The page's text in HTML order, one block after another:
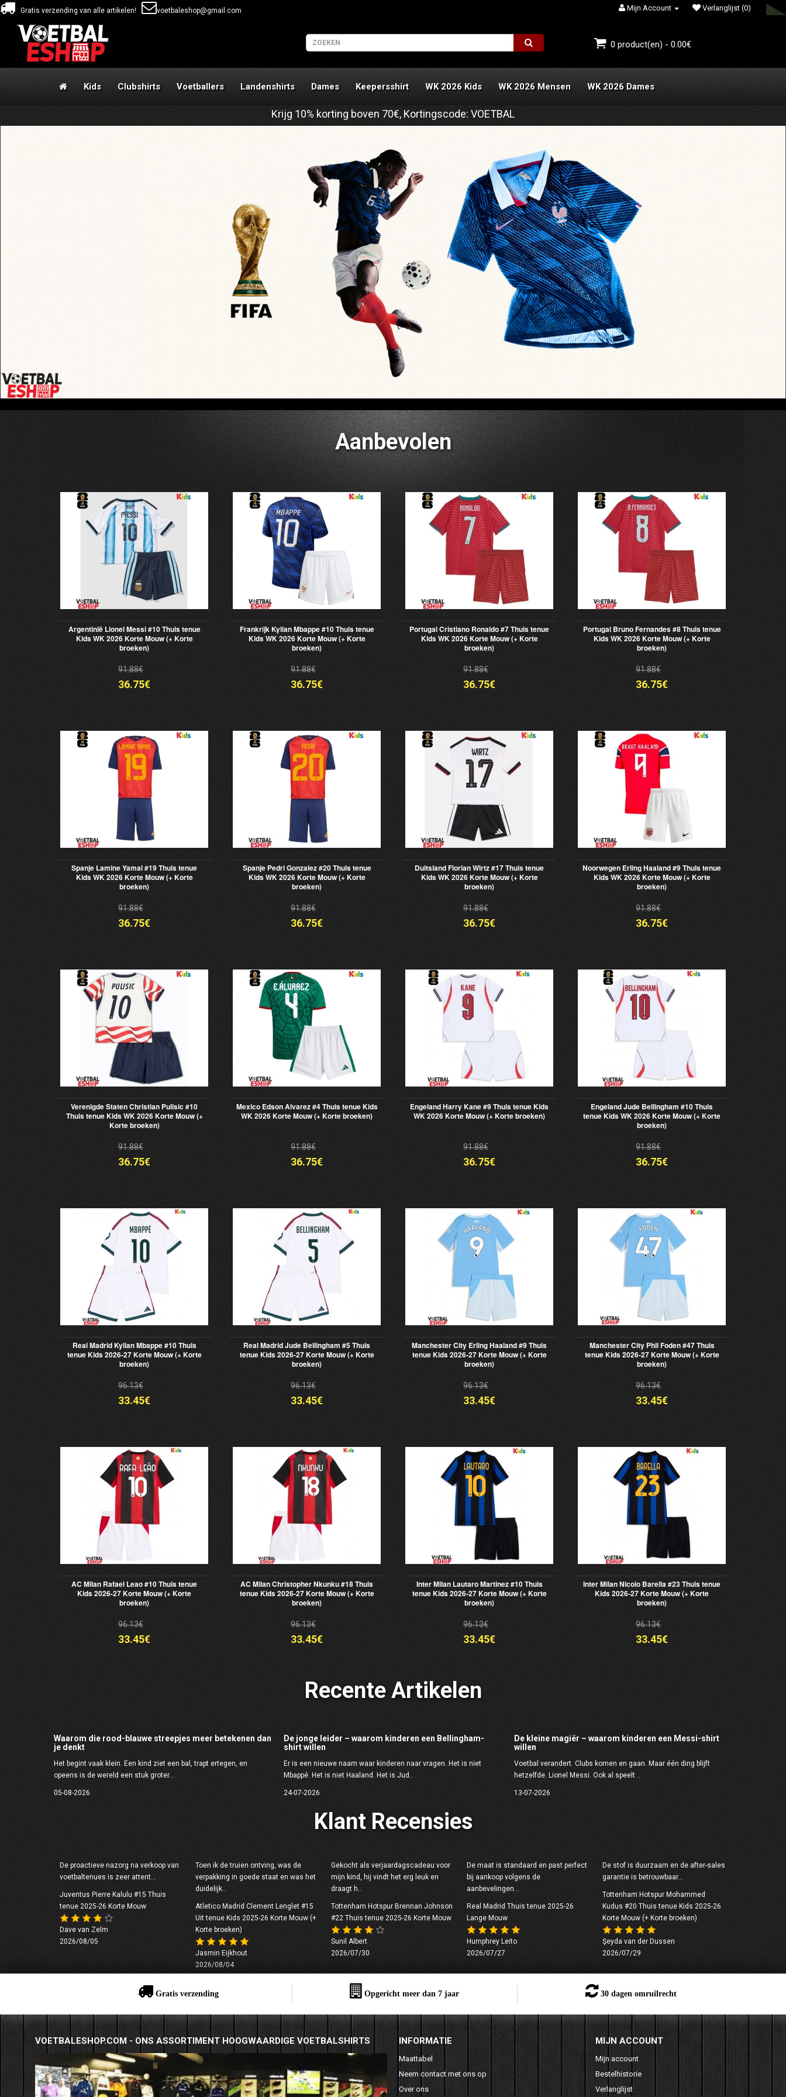
Gratis verzending van alle artikelen! voetbaleshop@gmail.com Mijn Account Verlanglijst (0)
0 product(en) - 0.00€
Kids Clubshirts Voetballers Landenshirts Dames Keepersshirt WK 2026 Kids WK 2026 Mensen WK 2026 Dames
Krijg 10% korting boven 70€, Kortingscode: VOETBAL
Aanbevolen
Argentinië Lionel Messi #10 Thuis tenue
Kids WK 2026 Korte Mouw (+ Korte
broeken)
91.88€
36.75€
Frankrijk Kylian Mbappe #10 Thuis tenue
Kids WK 2026 Korte Mouw (+ Korte
broeken)
91.88€
36.75€
Portugal Cristiano Ronaldo #7 Thuis tenue
Kids WK 2026 Korte Mouw (+ Korte
broeken)
91.88€
36.75€
Portugal Bruno Fernandes #8 Thuis tenue
Kids WK 2026 Korte Mouw (+ Korte
broeken)
91.88€
36.75€
Spanje Lamine Yamal #19 Thuis tenue
Kids WK 2026 Korte Mouw (+ Korte
broeken)
91.88€
36.75€
Spanje Pedri Gonzalez #20 Thuis tenue
Kids WK 2026 Korte Mouw (+ Korte
broeken)
91.88€
36.75€
Duitsland Florian Wirtz #17 Thuis tenue
Kids WK 2026 Korte Mouw (+ Korte
broeken)
91.88€
36.75€
Noorwegen Erling Haaland #9 Thuis tenue
Kids WK 2026 Korte Mouw (+ Korte
broeken)
91.88€
36.75€
Verenigde Staten Christian Pulisic #10
Thuis tenue Kids WK 2026 Korte Mouw (+
Korte broeken)
91.88€
36.75€
Mexico Edson Alvarez #4 Thuis tenue Kids
WK 2026 Korte Mouw (+ Korte broeken)
91.88€
36.75€
Engeland Harry Kane #9 Thuis tenue Kids
WK 2026 Korte Mouw (+ Korte broeken)
91.88€
36.75€
Engeland Jude Bellingham #10 Thuis
tenue Kids WK 2026 Korte Mouw (+ Korte
broeken)
91.88€
36.75€
Real Madrid Kylian Mbappe #10 Thuis
tenue Kids 2026-27 Korte Mouw (+ Korte
broeken)
96.13€
33.45€
Real Madrid Jude Bellingham #5 Thuis
tenue Kids 2026-27 Korte Mouw (+ Korte
broeken)
96.13€
33.45€
Manchester City Erling Haaland #9 Thuis
tenue Kids 2026-27 Korte Mouw (+ Korte
broeken)
96.13€
33.45€
Manchester City Phil Foden #47 Thuis
tenue Kids 2026-27 Korte Mouw (+ Korte
broeken)
96.13€
33.45€
AC Milan Rafael Leao #10 Thuis tenue
Kids 2026-27 Korte Mouw (+ Korte
broeken)
96.13€
33.45€
AC Milan Christopher Nkunku #18 Thuis
tenue Kids 2026-27 Korte Mouw (+ Korte
broeken)
96.13€
33.45€
Inter Milan Lautaro Martinez #10 Thuis
tenue Kids 2026-27 Korte Mouw (+ Korte
broeken)
96.13€
33.45€
Inter Milan Nicolo Barella #23 Thuis tenue
Kids 2026-27 Korte Mouw (+ Korte
broeken)
96.13€
33.45€
Recente Artikelen
Waarom die rood-blauwe streepjes meer betekenen dan
je denkt
Het begint vaak klein. Een kind ziet een bal, trapt ertegen, en
opeens is de wereld een stuk groter...
05-08-2026
De jonge leider – waarom kinderen een Bellingham-
shirt willen
Er is een nieuwe naam waar kinderen naar vragen. Het is niet
Mbappé. Het is niet Haaland. Het is Jud..
24-07-2026
De kleine magiër – waarom kinderen een Messi-shirt
willen
Voetbal verandert. Clubs komen en gaan. Maar één ding blijft
hetzelfde. Lionel Messi. Ook al speelt ..
13-07-2026
Klant Recensies
De proactieve nazorg na verkoop van
voetbaltenues is zeer attent...
Juventus Pierre Kalulu #15 Thuis
tenue 2025-26 Korte Mouw
Dave van Zelm
2026/08/05
Toen ik de truien ontving, was de
verpakking in goede staat en was het
duidelijk..
Atletico Madrid Clement Lenglet #15
Uit tenue Kids 2025-26 Korte Mouw (+
Korte broeken)
Jasmin Eijkhout
2026/08/04
Gekocht als verjaardagscadeau voor
mijn kind, hij vindt het erg leuk en
draagt h..
Tottenham Hotspur Brennan Johnson
#22 Thuis tenue 2025-26 Korte Mouw
Sunil Albert
2026/07/30
De maat is standaard en past perfect
bij aankoop volgens de
aanbevelingen...
Real Madrid Thuis tenue 2025-26
Lange Mouw
Humphrey Leito
2026/07/27
De stof is duurzaam en de after-sales
garantie is betrouwbaar...
Tottenham Hotspur Mohammed
Kudus #20 Thuis tenue Kids 2025-26
Korte Mouw (+ Korte broeken)
Şeyda van der Dussen
2026/07/29
Gratis verzending Opgericht meer dan 7 jaar 30 dagen omruilrecht
VOETBALESHOP.COM - ONS ASSORTIMENT HOOGWAARDIGE VOETBALSHIRTS INFORMATIE
Maattabel
Neem contact met ons op
Over ons
MIJN ACCOUNT
Mijn account
Bestelhistorie
Verlanglijst